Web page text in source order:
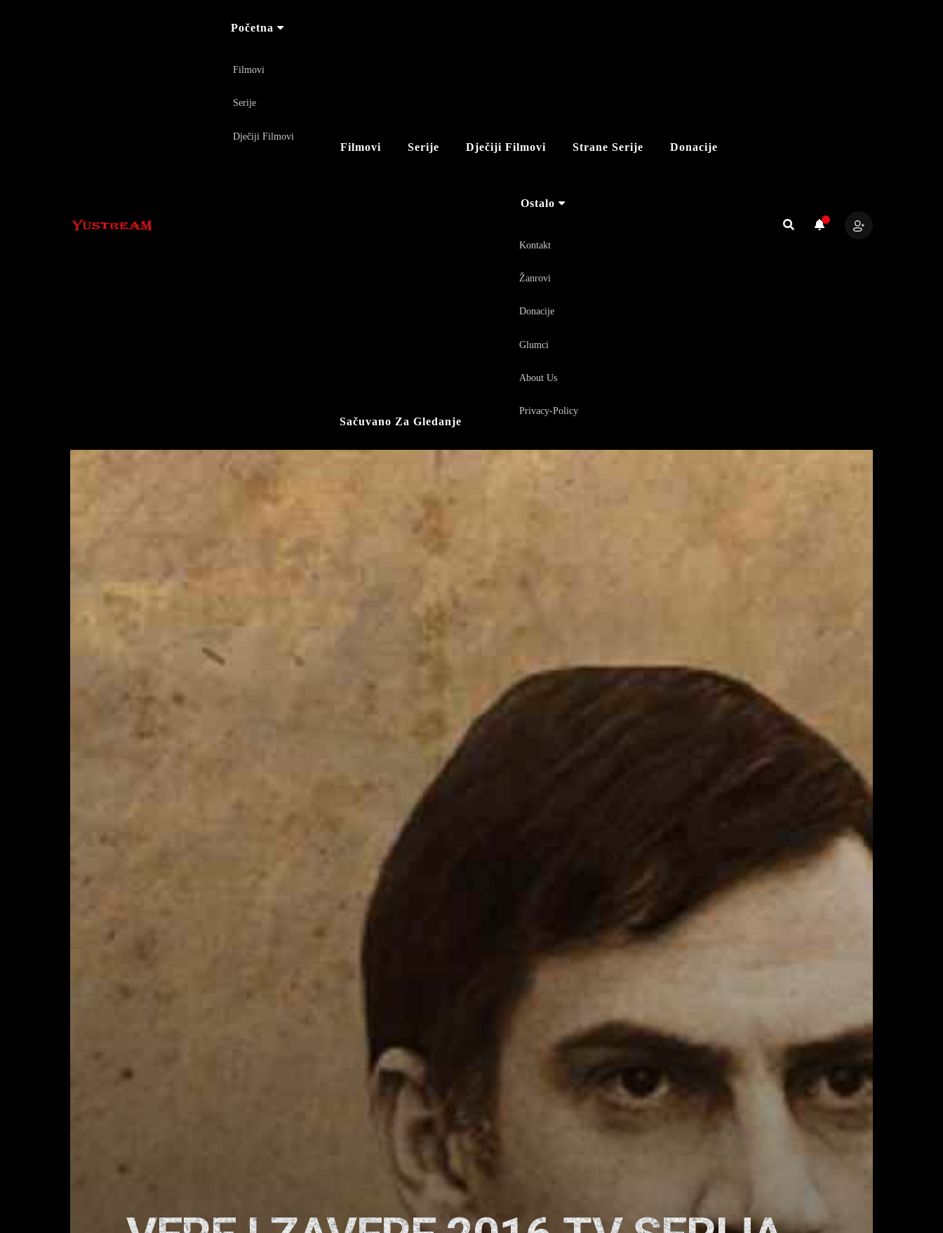
Početna
Filmovi
Serije
Dječiji Filmovi
Filmovi Serije Dječiji Filmovi Strane Serije Donacije
Sačuvano Za Gledanje
Ostalo
Kontakt
Žanrovi
Donacije
Glumci
About Us
Privacy-Policy